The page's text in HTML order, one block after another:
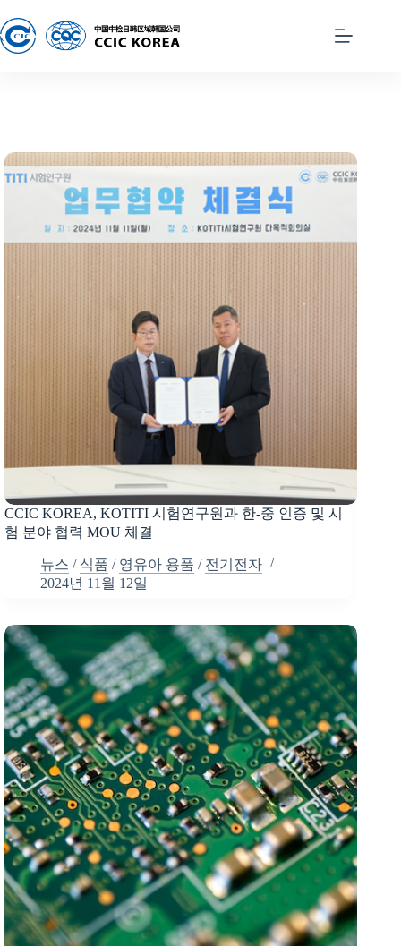
CCIC KOREA, KOTITI 시험연구원과 한-중 인증 및 시
험 분야 협력 MOU 체결
뉴스 / 식품 / 영유아 용품 / 전기전자
2024년 11월 12일